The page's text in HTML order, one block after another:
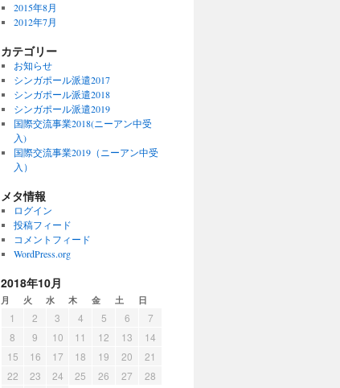
2015年8月
2012年7月
カテゴリー
お知らせ
シンガポール派遣2017
シンガポール派遣2018
シンガポール派遣2019
国際交流事業2018(ニーアン中受
入)
国際交流事業2019（ニーアン中受
入）
メタ情報
ログイン
投稿フィード
コメントフィード
WordPress.org
2018年10月
月 火 水 木 金 土 日
1 2 3 4 5 6
7
8
9 10 11 12 13
14
15
16 17 18 19 20
21
22
23 24 25 26 27
28